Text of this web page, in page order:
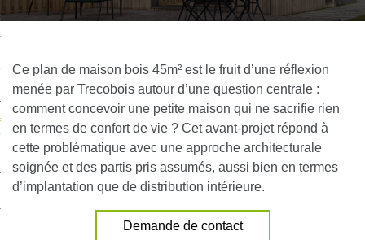
Trecobois
à NESTOR
Ce plan de maison bois 45m² est le fruit d’une réflexion
menée par Trecobois autour d’une question centrale :
comment concevoir une petite maison qui ne sacrifie rien
en termes de confort de vie ? Cet avant-projet répond à
cette problématique avec une approche architecturale
soignée et des partis pris assumés, aussi bien en termes
d’implantation que de distribution intérieure.
Demande de contact